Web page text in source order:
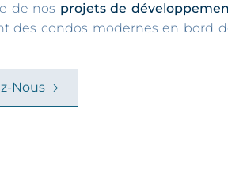
de nos projets de
des condos modernes en bord
Nous